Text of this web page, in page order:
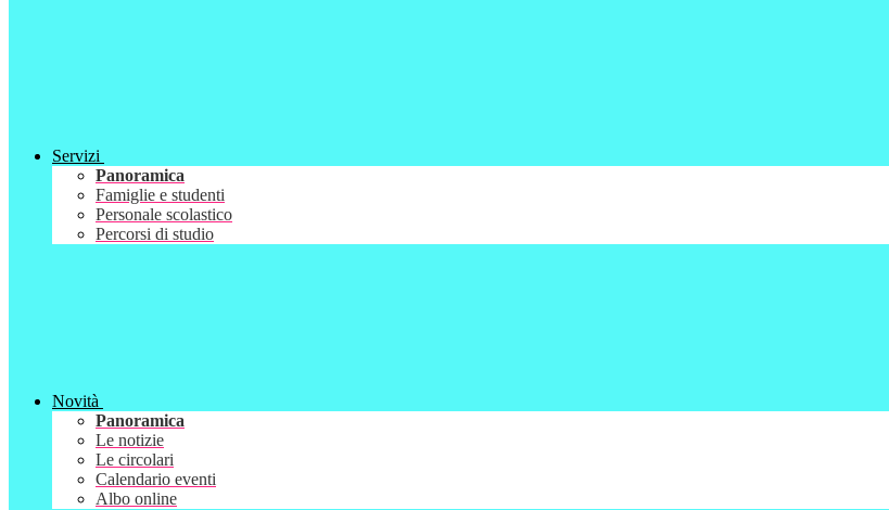
Servizi
Panoramica
Famiglie e studenti
Personale scolastico
Percorsi di studio
Novità
Panoramica
Le notizie
Le circolari
Calendario eventi
Albo online